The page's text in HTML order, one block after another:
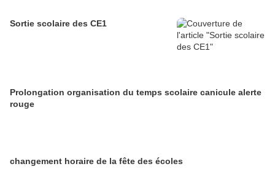
Sortie scolaire des CE1
Prolongation organisation du temps scolaire canicule alerte
rouge
changement horaire de la fête des écoles